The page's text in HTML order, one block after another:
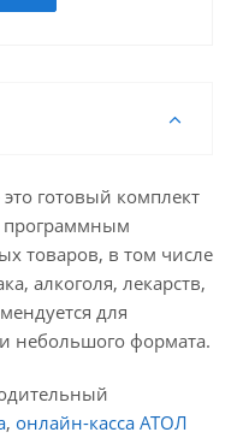
готовый комплект
программным
товаров, в том числе
алкоголя, лекарств,
для
небольшого формата.
, онлайн-касса АТОЛ